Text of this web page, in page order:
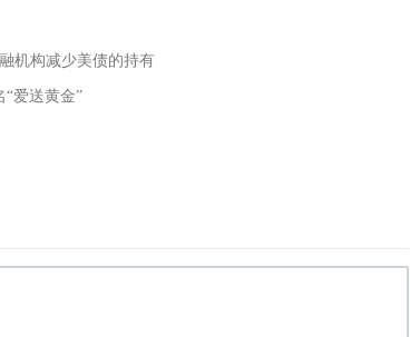
机构减少美债的持有
爱送黄金”